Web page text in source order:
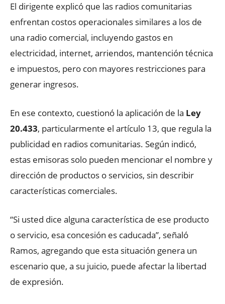
El dirigente explicó que las radios comunitarias
enfrentan costos operacionales similares a los de
una radio comercial, incluyendo gastos en
electricidad, internet, arriendos, mantención técnica
e impuestos, pero con mayores restricciones para
generar ingresos.
En ese contexto, cuestionó la aplicación de la Ley
20.433, particularmente el artículo 13, que regula la
publicidad en radios comunitarias. Según indicó,
estas emisoras solo pueden mencionar el nombre y
dirección de productos o servicios, sin describir
características comerciales.
“Si usted dice alguna característica de ese producto
o servicio, esa concesión es caducada”, señaló
Ramos, agregando que esta situación genera un
escenario que, a su juicio, puede afectar la libertad
de expresión.